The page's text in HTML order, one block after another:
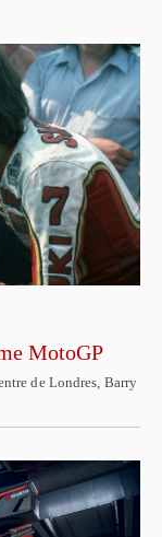
MotoGP
de Londres, Barry